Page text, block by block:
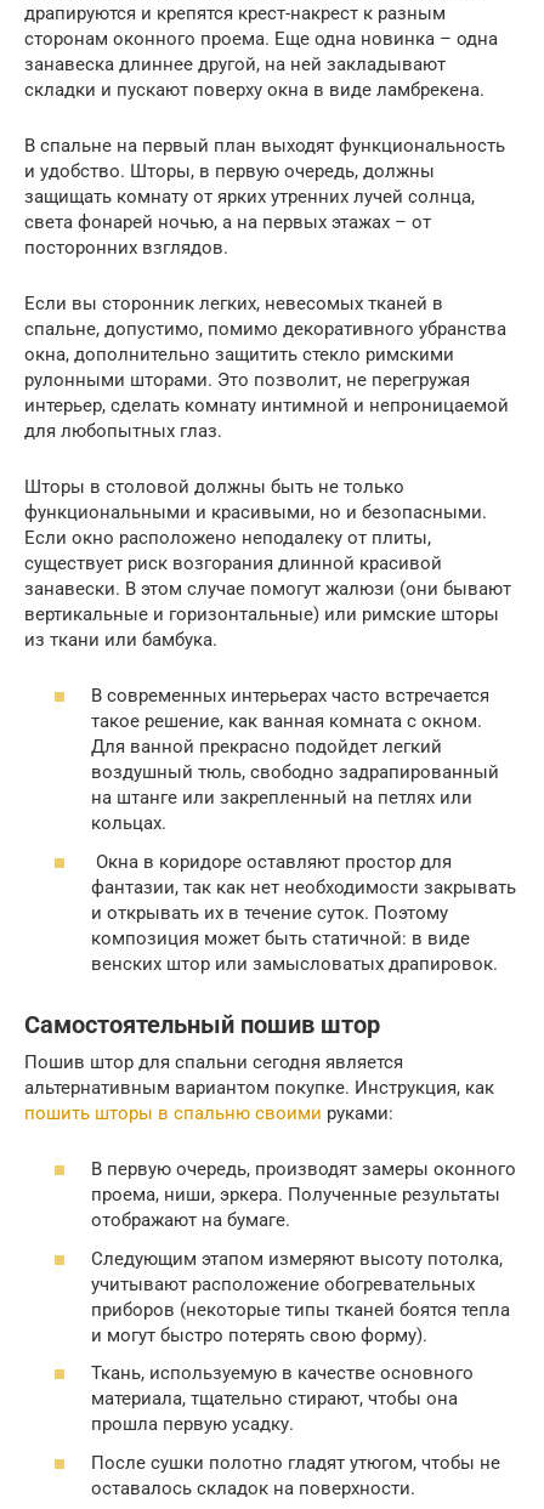
драпируются и крепятся крест-накрест к разным
сторонам оконного проема. Еще одна новинка – одна
занавеска длиннее другой, на ней закладывают
складки и пускают поверху окна в виде ламбрекена.
В спальне на первый план выходят функциональность
и удобство. Шторы, в первую очередь, должны
защищать комнату от ярких утренних лучей солнца,
света фонарей ночью, а на первых этажах – от
посторонних взглядов.
Если вы сторонник легких, невесомых тканей в
спальне, допустимо, помимо декоративного убранства
окна, дополнительно защитить стекло римскими
рулонными шторами. Это позволит, не перегружая
интерьер, сделать комнату интимной и непроницаемой
для любопытных глаз.
Шторы в столовой должны быть не только
функциональными и красивыми, но и безопасными.
Если окно расположено неподалеку от плиты,
существует риск возгорания длинной красивой
занавески. В этом случае помогут жалюзи (они бывают
вертикальные и горизонтальные) или римские шторы
из ткани или бамбука.
В современных интерьерах часто встречается
такое решение, как ванная комната с окном.
Для ванной прекрасно подойдет легкий
воздушный тюль, свободно задрапированный
на штанге или закрепленный на петлях или
кольцах.
Окна в коридоре оставляют простор для
фантазии, так как нет необходимости закрывать
и открывать их в течение суток. Поэтому
композиция может быть статичной: в виде
венских штор или замысловатых драпировок.
Самостоятельный пошив штор
Пошив штор для спальни сегодня является
альтернативным вариантом покупке. Инструкция, как
пошить шторы в спальню своими руками:
В первую очередь, производят замеры оконного
проема, ниши, эркера. Полученные результаты
отображают на бумаге.
Следующим этапом измеряют высоту потолка,
учитывают расположение обогревательных
приборов (некоторые типы тканей боятся тепла
и могут быстро потерять свою форму).
Ткань, используемую в качестве основного
материала, тщательно стирают, чтобы она
прошла первую усадку.
После сушки полотно гладят утюгом, чтобы не
оставалось складок на поверхности.